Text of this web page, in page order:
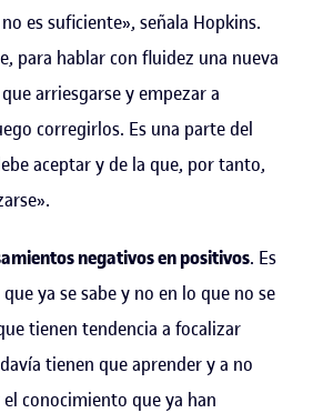
es suficiente», señala Hopkins.
para hablar con fluidez una nueva
arriesgarse y empezar a
corregirlos. Es una parte del
aceptar y de la que, por tanto,
negativos en positivos. Es
ya se sabe y no en lo que no se
tienen tendencia a focalizar
tienen que aprender y a no
conocimiento que ya han